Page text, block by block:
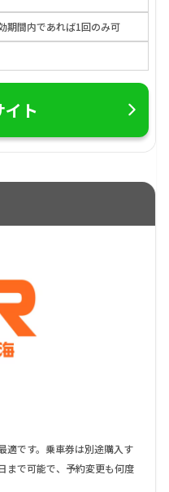
期間内であれば1回のみ可
ト
適です。乗車券は別途購入す
まで可能で、予約変更も何度